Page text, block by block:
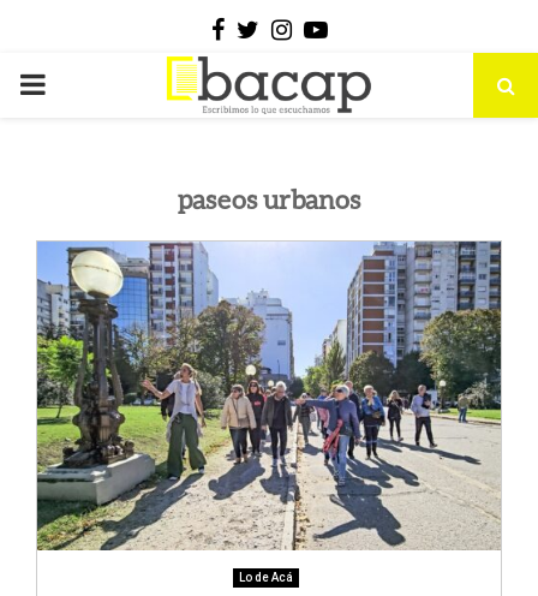
Facebook
Twitter
Instagram
Youtube
PRIMARY
paseos urbanos
Lo de Acá